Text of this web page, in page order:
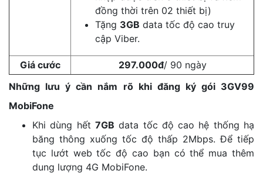
đồng thời trên 02 thiết bị)
Tặng 3GB data tốc độ cao truy
cập Viber.
Giá cước 297.000đ/ 90 ngày
Những lưu ý cần nắm rõ khi đăng ký gói 3GV99
MobiFone
Khi dùng hết 7GB data tốc độ cao hệ thống hạ
băng thông xuống tốc độ thấp 2Mbps. Để tiếp
tục lướt web tốc độ cao bạn có thể mua thêm
dung lượng 4G MobiFone.